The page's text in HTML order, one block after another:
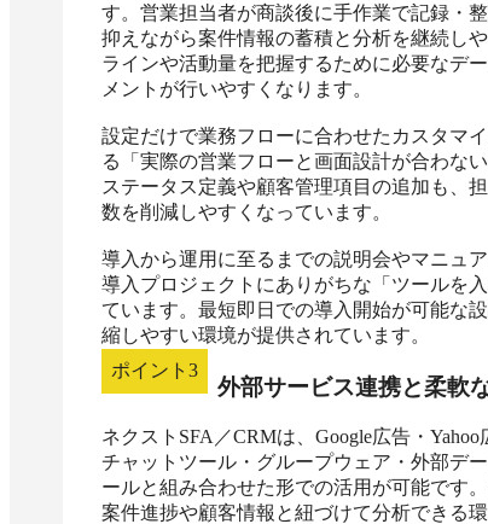
す。営業担当者が商談後に手作業で記録・
抑えながら案件情報の蓄積と分析を継続し
ラインや活動量を把握するために必要なデ
メントが行いやすくなります。
設定だけで業務フローに合わせたカスタマ
る「実際の営業フローと画面設計が合わな
ステータス定義や顧客管理項目の追加も、
数を削減しやすくなっています。
導入から運用に至るまでの説明会やマニュ
導入プロジェクトにありがちな「ツールを
ています。最短即日での導入開始が可能な
縮しやすい環境が提供されています。
ポイント 3
外部サービス連携と柔軟
ネクストSFA／CRMは、Google広告・
チャットツール・グループウェア・外部デ
ールと組み合わせた形での活用が可能です
案件進捗や顧客情報と紐づけて分析できる